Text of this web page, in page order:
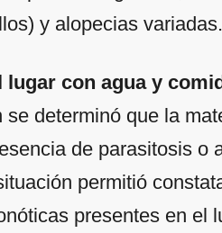
y alopecias variadas.
lugar con agua y
se determinó que la
de parasitosis o
permitió
presentes en el